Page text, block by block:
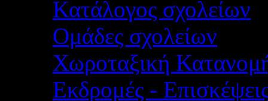
Κατάλογος σχολείων
Ομάδες σχολείων
Χωροταξική
Εκδρομές -